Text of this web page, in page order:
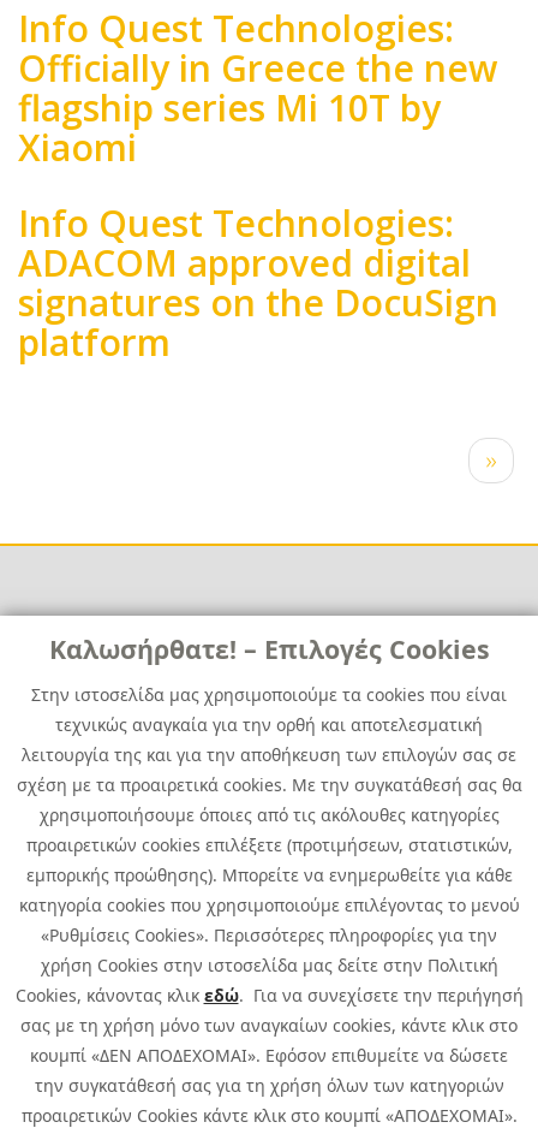
Καλωσήρθατε! – Επιλογές Cookies
Στην ιστοσελίδα μας χρησιμοποιούμε τα cookies που είναι
τεχνικώς αναγκαία για την ορθή και αποτελεσματική
λειτουργία της και για την αποθήκευση των επιλογών σας σε
σχέση με τα προαιρετικά cookies. Με την συγκατάθεσή σας θα
χρησιμοποιήσουμε όποιες από τις ακόλουθες κατηγορίες
προαιρετικών cookies επιλέξετε (προτιμήσεων, στατιστικών,
εμπορικής προώθησης). Μπορείτε να ενημερωθείτε για κάθε
κατηγορία cookies που χρησιμοποιούμε επιλέγοντας το μενού
«Ρυθμίσεις Cookies». Περισσότερες πληροφορίες για την
χρήση Cookies στην ιστοσελίδα μας δείτε στην Πολιτική
Cookies, κάνοντας κλικ εδώ. Για να συνεχίσετε την περιήγησή
σας με τη χρήση μόνο των αναγκαίων cookies, κάντε κλικ στο
κουμπί «ΔΕΝ ΑΠΟΔΕΧΟΜΑΙ». Εφόσον επιθυμείτε να δώσετε
την συγκατάθεσή σας για τη χρήση όλων των κατηγοριών
προαιρετικών Cookies κάντε κλικ στο κουμπί «ΑΠΟΔΕΧΟΜΑΙ».
Info Quest Technologies:
Officially in Greece the new
flagship series Mi 10T by
Xiaomi
Info Quest Technologies:
ADACOM approved digital
signatures on the DocuSign
platform
Next
page
››
Χρήσιμα
News
Media Kit
Career
Quest Group